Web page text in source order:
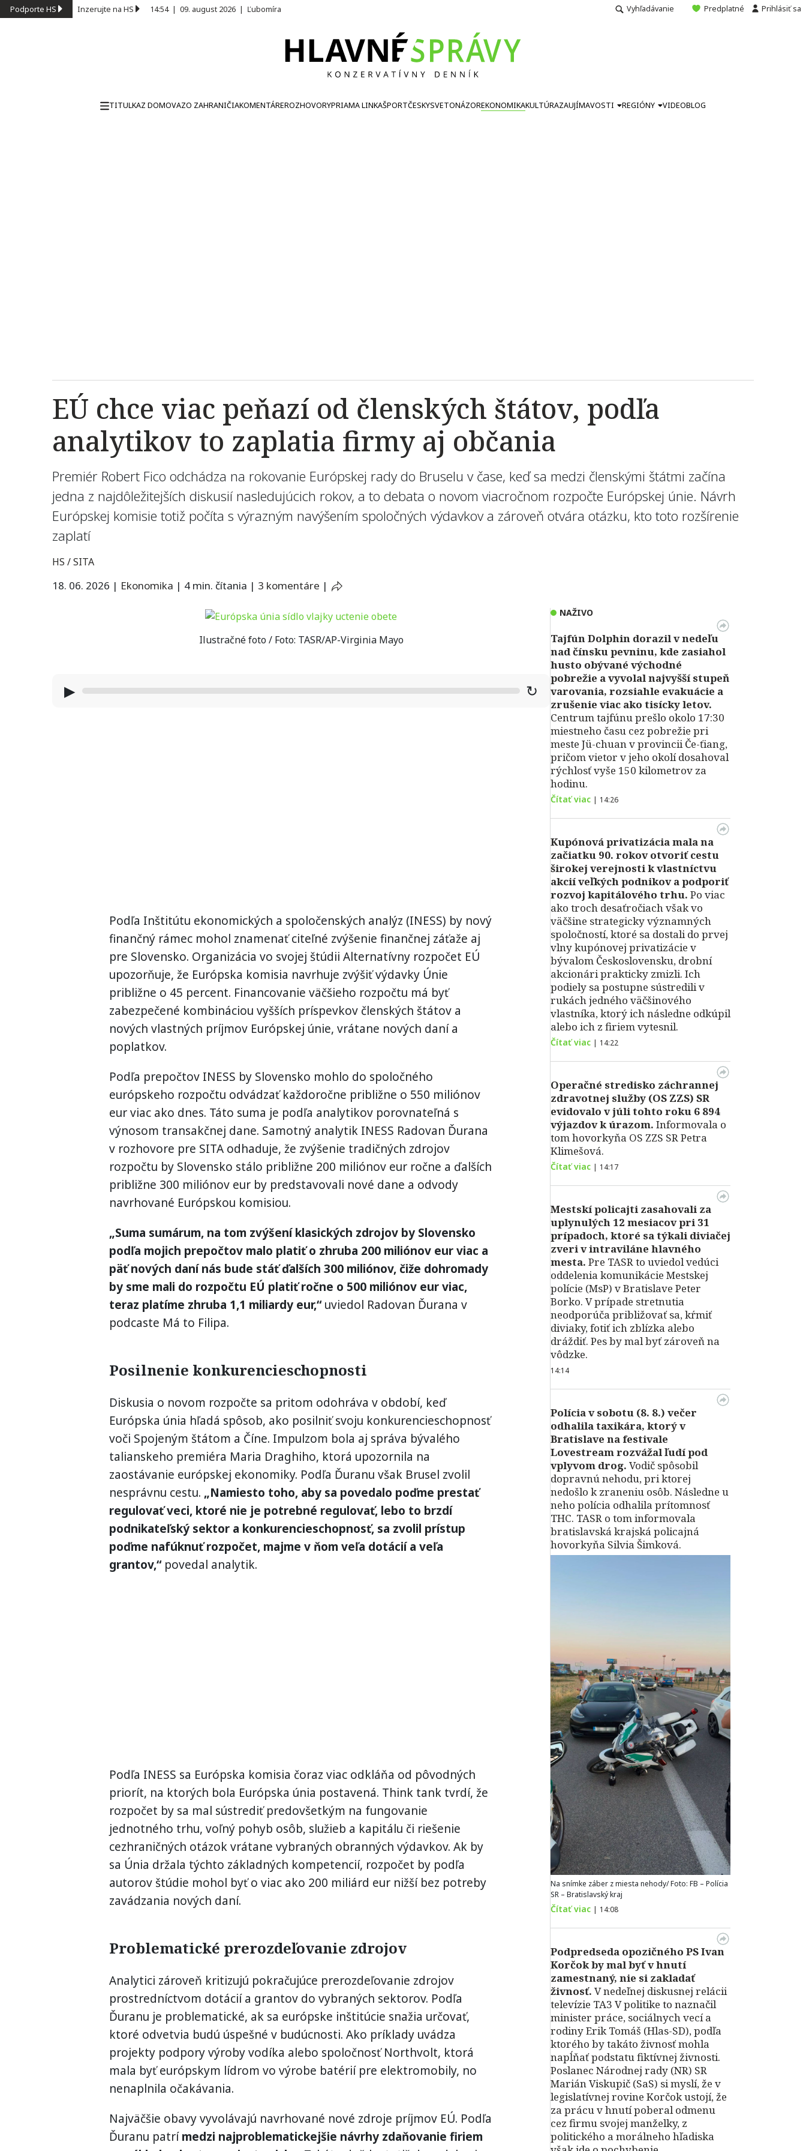
Podporte HS Inzerujte na HS 14:54| 09. august 2026 | Ľubomíra Vyhľadávanie Predplatné Prihlásiť sa
TITULKAZ DOMOVAZO ZAHRANIČIAKOMENTÁREROZHOVORYPRIAMA LINKAŠPORTČESKYSVETONÁZOREKONOMIKAKULTÚRAZAUJÍMAVOSTI REGIÓNY VIDEOBLOG
EÚ chce viac peňazí od členských štátov, podľa
analytikov to zaplatia firmy aj občania
Premiér Robert Fico odchádza na rokovanie Európskej rady do Bruselu v čase, keď sa medzi členskými štátmi začína
jedna z najdôležitejších diskusií nasledujúcich rokov, a to debata o novom viacročnom rozpočte Európskej únie. Návrh
Európskej komisie totiž počíta s výrazným navýšením spoločných výdavkov a zároveň otvára otázku, kto toto rozšírenie
zaplatí
HS / SITA
18. 06. 2026 | Ekonomika | 4 min. čítania | 3 komentáre |
Ilustračné foto / Foto: TASR/AP-Virginia Mayo
▶ ↻
Podľa Inštitútu ekonomických a spoločenských analýz (INESS) by nový
finančný rámec mohol znamenať citeľné zvýšenie finančnej záťaže aj
pre Slovensko. Organizácia vo svojej štúdii Alternatívny rozpočet EÚ
upozorňuje, že Európska komisia navrhuje zvýšiť výdavky Únie
približne o 45 percent. Financovanie väčšieho rozpočtu má byť
zabezpečené kombináciou vyšších príspevkov členských štátov a
nových vlastných príjmov Európskej únie, vrátane nových daní a
poplatkov.
Podľa prepočtov INESS by Slovensko mohlo do spoločného
európskeho rozpočtu odvádzať každoročne približne o 550 miliónov
eur viac ako dnes. Táto suma je podľa analytikov porovnateľná s
výnosom transakčnej dane. Samotný analytik INESS Radovan Ďurana
v rozhovore pre SITA odhaduje, že zvýšenie tradičných zdrojov
rozpočtu by Slovensko stálo približne 200 miliónov eur ročne a ďalších
približne 300 miliónov eur by predstavovali nové dane a odvody
navrhované Európskou komisiou.
„Suma sumárum, na tom zvýšení klasických zdrojov by Slovensko
podľa mojich prepočtov malo platiť o zhruba 200 miliónov eur viac a
päť nových daní nás bude stáť ďalších 300 miliónov, čiže dohromady
by sme mali do rozpočtu EÚ platiť ročne o 500 miliónov eur viac,
teraz platíme zhruba 1,1 miliardy eur,“uviedol Radovan Ďurana v
podcaste Má to Filipa.
Posilnenie konkurencieschopnosti
Diskusia o novom rozpočte sa pritom odohráva v období, keď
Európska únia hľadá spôsob, ako posilniť svoju konkurencieschopnosť
voči Spojeným štátom a Číne. Impulzom bola aj správa bývalého
talianskeho premiéra Maria Draghiho, ktorá upozornila na
zaostávanie európskej ekonomiky. Podľa Ďuranu však Brusel zvolil
nesprávnu cestu. „Namiesto toho, aby sa povedalo poďme prestať
regulovať veci, ktoré nie je potrebné regulovať, lebo to brzdí
podnikateľský sektor a konkurencieschopnosť, sa zvolil prístup
poďme nafúknuť rozpočet, majme v ňom veľa dotácií a veľa
grantov,“povedal analytik.
Podľa INESS sa Európska komisia čoraz viac odkláňa od pôvodných
priorít, na ktorých bola Európska únia postavená. Think tank tvrdí, že
rozpočet by sa mal sústrediť predovšetkým na fungovanie
jednotného trhu, voľný pohyb osôb, služieb a kapitálu či riešenie
cezhraničných otázok vrátane vybraných obranných výdavkov. Ak by
sa Únia držala týchto základných kompetencií, rozpočet by podľa
autorov štúdie mohol byť o viac ako 200 miliárd eur nižší bez potreby
zavádzania nových daní.
Problematické prerozdeľovanie zdrojov
Analytici zároveň kritizujú pokračujúce prerozdeľovanie zdrojov
prostredníctvom dotácií a grantov do vybraných sektorov. Podľa
Ďuranu je problematické, ak sa európske inštitúcie snažia určovať,
ktoré odvetvia budú úspešné v budúcnosti. Ako príklady uvádza
projekty podpory výroby vodíka alebo spoločnosť Northvolt, ktorá
mala byť európskym lídrom vo výrobe batérií pre elektromobily, no
nenaplnila očakávania.
Najväčšie obavy vyvolávajú navrhované nové zdroje príjmov EÚ. Podľa
Ďuranu patrímedzi najproblematickejšie návrhy zdaňovanie firiem
NAŽIVO
Tajfún Dolphin dorazil v nedeľu
nad čínsku pevninu, kde zasiahol
husto obývané východné
pobrežie a vyvolal najvyšší stupeň
varovania, rozsiahle evakuácie a
zrušenie viac ako tisícky letov.
Centrum tajfúnu prešlo okolo 17:30
miestneho času cez pobrežie pri
meste Jü-chuan v provincii Če-ťiang,
pričom vietor v jeho okolí dosahoval
rýchlosť vyše 150 kilometrov za
hodinu.
Čítať viac | 14:26
Kupónová privatizácia mala na
začiatku 90. rokov otvoriť cestu
širokej verejnosti k vlastníctvu
akcií veľkých podnikov a podporiť
rozvoj kapitálového trhu. Po viac
ako troch desaťročiach však vo
väčšine strategicky významných
spoločností, ktoré sa dostali do prvej
vlny kupónovej privatizácie v
bývalom Československu, drobní
akcionári prakticky zmizli. Ich
podiely sa postupne sústredili v
rukách jedného väčšinového
vlastníka, ktorý ich následne odkúpil
alebo ich z firiem vytesnil.
Čítať viac | 14:22
Operačné stredisko záchrannej
zdravotnej služby (OS ZZS) SR
evidovalo v júli tohto roku 6 894
výjazdov k úrazom. Informovala o
tom hovorkyňa OS ZZS SR Petra
Klimešová.
Čítať viac | 14:17
Mestskí policajti zasahovali za
uplynulých 12 mesiacov pri 31
prípadoch, ktoré sa týkali diviačej
zveri v intraviláne hlavného
mesta. Pre TASR to uviedol vedúci
oddelenia komunikácie Mestskej
polície (MsP) v Bratislave Peter
Borko. V prípade stretnutia
neodporúča približovať sa, kŕmiť
diviaky, fotiť ich zblízka alebo
dráždiť. Pes by mal byť zároveň na
vôdzke.
14:14
Polícia v sobotu (8. 8.) večer
odhalila taxikára, ktorý v
Bratislave na festivale
Lovestream rozvážal ľudí pod
vplyvom drog. Vodič spôsobil
dopravnú nehodu, pri ktorej
nedošlo k zraneniu osôb. Následne u
neho polícia odhalila prítomnosť
THC. TASR o tom informovala
bratislavská krajská policajná
hovorkyňa Silvia Šimková.
Na snímke záber z miesta nehody/ Foto: FB – Polícia
SR – Bratislavský kraj
Čítať viac | 14:08
Podpredseda opozičného PS Ivan
Korčok by mal byť v hnutí
zamestnaný, nie si zakladať
živnosť. V nedeľnej diskusnej relácii
televízie TA3 V politike to naznačil
minister práce, sociálnych vecí a
rodiny Erik Tomáš (Hlas-SD), podľa
ktorého by takáto živnosť mohla
napĺňať podstatu fiktívnej živnosti.
Poslanec Národnej rady (NR) SR
Marián Viskupič (SaS) si myslí, že v
legislatívnej rovine Korčok ustojí, že
za prácu v hnutí poberal odmenu
cez firmu svojej manželky, z
politického a morálneho hľadiska